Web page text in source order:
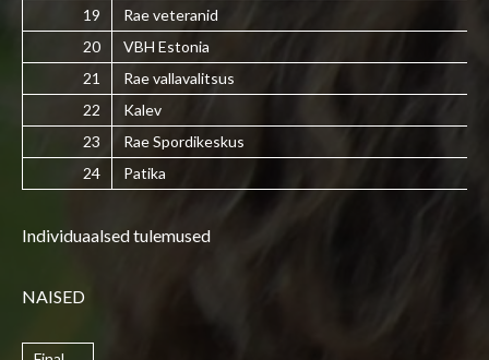
19
Rae veteranid
20
VBH Estonia
21
Rae vallavalitsus
22
Kalev
23
Rae Spordikeskus
24
Patika
Individuaalsed tulemused
NAISED